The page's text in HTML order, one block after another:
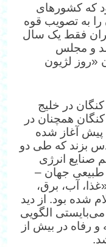
که کشورهای
به تصویب قوه
فقط یک سال
و مجلس
«روز لژیون
در خلیج
همچنان در
پیش آغاز شده
بزند که طی دو
صنایع انرژی
طبیعی جهان –
آب، برق،
شده بود. از دید
می‌بایستی الگویی
رفاه در بیش از